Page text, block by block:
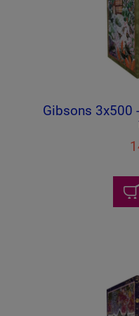
Gibsons 3x500